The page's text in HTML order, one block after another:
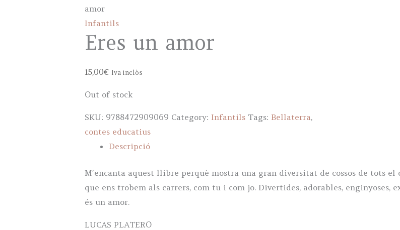
amor
Infantils
Eres un amor
15,00€ Iva inclòs
Out of stock
SKU: 9788472909069 Category: Infantils Tags: Bellaterra,
contes educatius
Descripció
M’encanta aquest llibre perquè mostra una gran diversitat de cossos de tots el
que ens trobem als carrers, com tu i com jo. Divertides, adorables, enginyoses,
és un amor.
LUCAS PLATERO